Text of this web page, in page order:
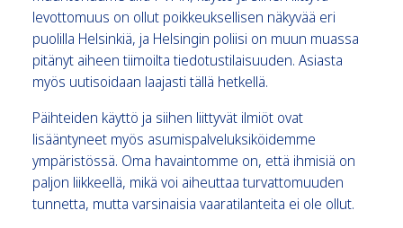
levottomuus on ollut poikkeuksellisen näkyvää eri
puolilla Helsinkiä, ja Helsingin poliisi on muun muassa
pitänyt aiheen tiimoilta tiedotustilaisuuden. Asiasta
myös uutisoidaan laajasti tällä hetkellä.
Päihteiden käyttö ja siihen liittyvät ilmiöt ovat
lisääntyneet myös asumispalveluksiköidemme
ympäristössä. Oma havaintomme on, että ihmisiä on
paljon liikkeellä, mikä voi aiheuttaa turvattomuuden
tunnetta, mutta varsinaisia vaaratilanteita ei ole ollut.